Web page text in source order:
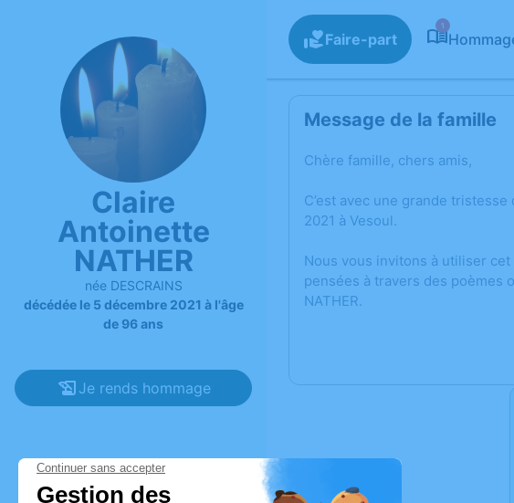
Claire
Antoinette
NATHER
née DESCRAINS
décédée le 5 décembre 2021 à l'âge
de 96 ans
Je rends hommage
Faire-part
1
Message de la famille
Chère famille, chers amis,
C’est avec une grande
2021 à Vesoul.
Nous vous invitons à utiliser
pensées à travers des poèmes
NATHER.